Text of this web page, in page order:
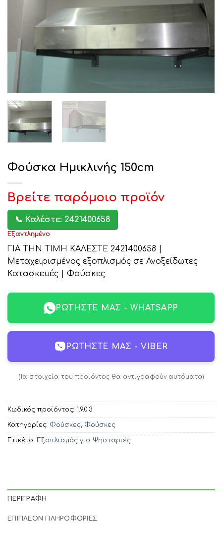
Φούσκα Ημικλινής 150cm
Βρείτε παρόμοιο προϊόν
📞 Καλέστε: 2421400658
Εξαντλημένο
ΓΙΑ ΤΗΝ ΤΙΜΗ ΚΑΛΕΣΤΕ 2421400658 |
Μεταχειρισμένος εξοπλισμός σε Ανοξείδωτες
Κατασκευές | Φούσκες
ΡΩΤΉΣΤΕ ΜΑΣ - WHATSAPP
ΡΩΤΉΣΤΕ ΜΑΣ - VIBER
(Τα στοιχεία του προϊόντος θα αντιγραφούν αυτόματα)
Κωδικός προϊόντος: 1.9.0.3
Κατηγορίες: Φούσκες, Φούσκες
Ετικέτα: Εξοπλισμός για Ψησταριές
ΠΕΡΙΓΡΑΦΉ
ΕΠΙΠΛΈΟΝ ΠΛΗΡΟΦΟΡΊΕΣ